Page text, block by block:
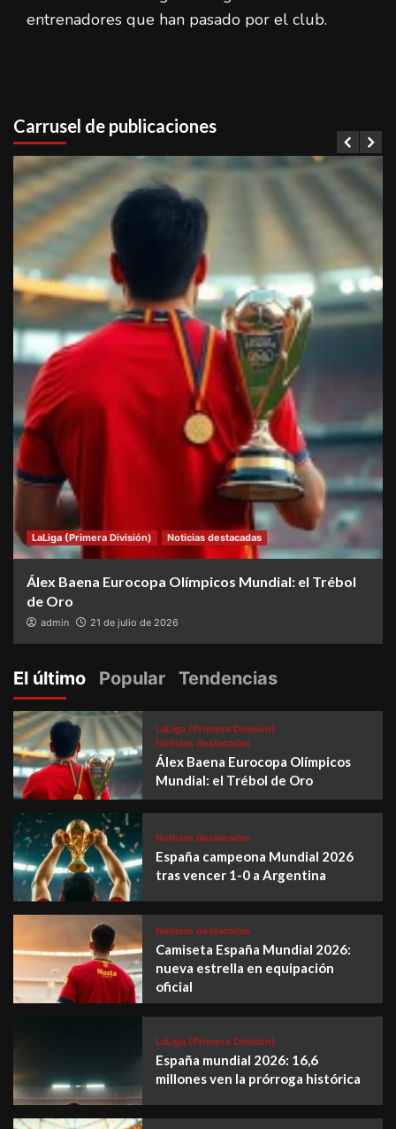
entrenadores que han pasado por el club.
Carrusel de publicaciones
LaLiga (Primera División) Noticias destacadas
Álex Baena Eurocopa Olímpicos Mundial: el Trébol
de Oro
admin 21 de julio de 2026
El último Popular Tendencias
LaLiga (Primera División)
Noticias destacadas
Álex Baena Eurocopa Olímpicos
Mundial: el Trébol de Oro
Noticias destacadas
España campeona Mundial 2026
tras vencer 1-0 a Argentina
Noticias destacadas
Camiseta España Mundial 2026:
nueva estrella en equipación
oficial
LaLiga (Primera División)
España mundial 2026: 16,6
millones ven la prórroga histórica